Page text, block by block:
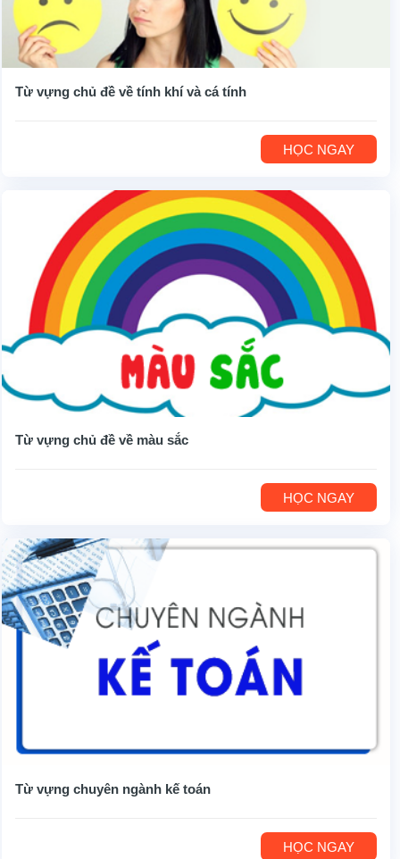
Từ vựng chủ đề về tính khí và cá tính
HỌC NGAY
Từ vựng chủ đề về màu sắc
HỌC NGAY
Từ vựng chuyên ngành kế toán
HỌC NGAY